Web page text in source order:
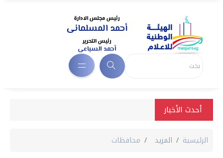
أحدث الأخبار
الرئيسية المزيد محافظات